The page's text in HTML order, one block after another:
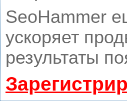
SeoHammer
ускоряет
результаты